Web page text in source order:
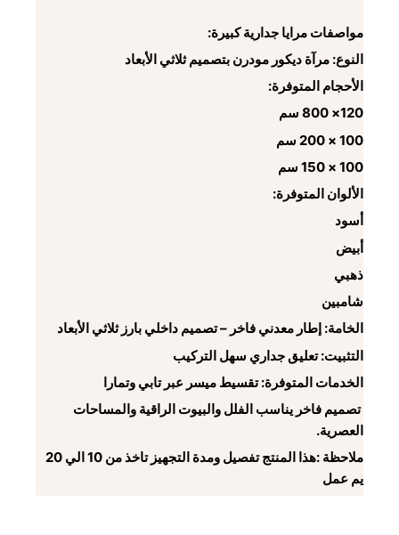
مواصفات مرايا جدارية كبيرة:
النوع: مرآة ديكور مودرن بتصميم ثلاثي الأبعاد
الأحجام المتوفرة:
120× 800 سم
100 × 200 سم
100 × 150 سم
الألوان المتوفرة:
أسود
أبيض
ذهبي
شامبين
الخامة: إطار معدني فاخر – تصميم داخلي بارز ثلاثي الأبعاد
التثبيت: تعليق جداري سهل التركيب
الخدمات المتوفرة: تقسيط ميسر عبر تابي وتمارا
تصميم فاخر يناسب الفلل والبيوت الراقية والمساحات
العصرية.
ملاحظة :هذا المنتج تفصيل ومدة التجهيز تاخذ من 10 الي 20
يم عمل